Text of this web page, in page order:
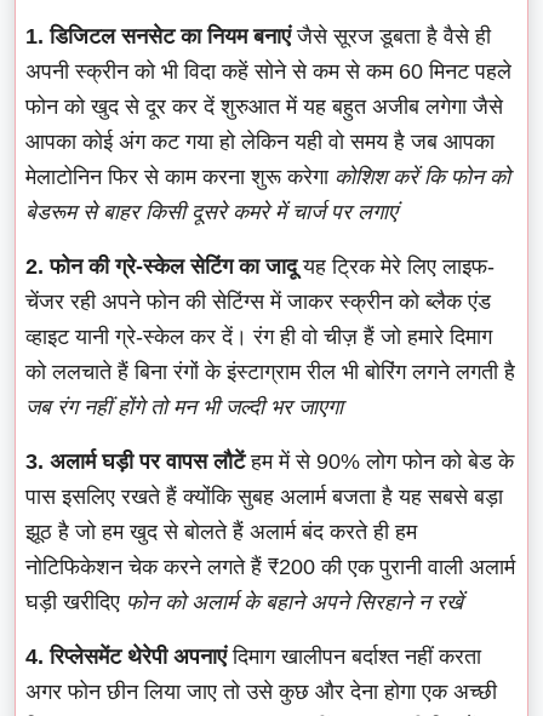
1. डिजिटल सनसेट का नियम बनाएंजैसे सूरज डूबता है वैसे ही
अपनी स्क्रीन को भी विदा कहें सोने से कम से कम 60 मिनट पहले
फोन को खुद से दूर कर दें शुरुआत में यह बहुत अजीब लगेगा जैसे
आपका कोई अंग कट गया हो लेकिन यही वो समय है जब आपका
मेलाटोनिन फिर से काम करना शुरू करेगा कोशिश करें कि फोन को
बेडरूम से बाहर किसी दूसरे कमरे में चार्ज पर लगाएं
2. फोन की ग्रे-स्केल सेटिंग का जादूयह ट्रिक मेरे लिए लाइफ-
चेंजर रही अपने फोन की सेटिंग्स में जाकर स्क्रीन को ब्लैक एंड
व्हाइट यानी ग्रे-स्केल कर दें। रंग ही वो चीज़ हैं जो हमारे दिमाग
को ललचाते हैं बिना रंगों के इंस्टाग्राम रील भी बोरिंग लगने लगती है
जब रंग नहीं होंगे तो मन भी जल्दी भर जाएगा
3. अलार्म घड़ी पर वापस लौटेंहम में से 90% लोग फोन को बेड के
पास इसलिए रखते हैं क्योंकि सुबह अलार्म बजता है यह सबसे बड़ा
झूठ है जो हम खुद से बोलते हैं अलार्म बंद करते ही हम
नोटिफिकेशन चेक करने लगते हैं ₹200 की एक पुरानी वाली अलार्म
घड़ी खरीदिए फोन को अलार्म के बहाने अपने सिरहाने न रखें
4. रिप्लेसमेंट थेरेपी अपनाएंदिमाग खालीपन बर्दाश्त नहीं करता
अगर फोन छीन लिया जाए तो उसे कुछ और देना होगा एक अच्छी